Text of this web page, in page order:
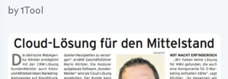
by1Tool